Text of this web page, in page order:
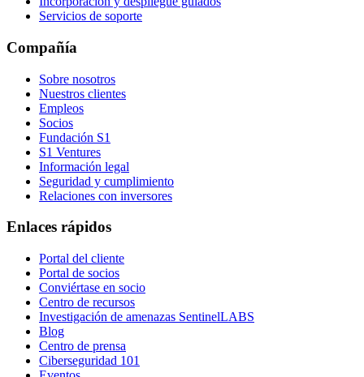
Servicios de soporte
Compañía
Sobre nosotros
Nuestros clientes
Empleos
Socios
Fundación S1
S1 Ventures
Información legal
Seguridad y cumplimiento
Relaciones con inversores
Enlaces rápidos
Portal del cliente
Portal de socios
Conviértase en socio
Centro de recursos
Investigación de amenazas SentinelLABS
Blog
Centro de prensa
Ciberseguridad 101